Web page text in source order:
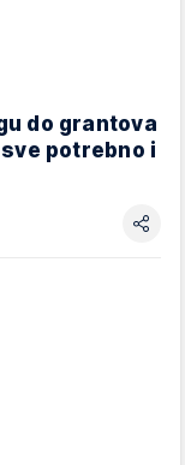
do grantova
potrebno i